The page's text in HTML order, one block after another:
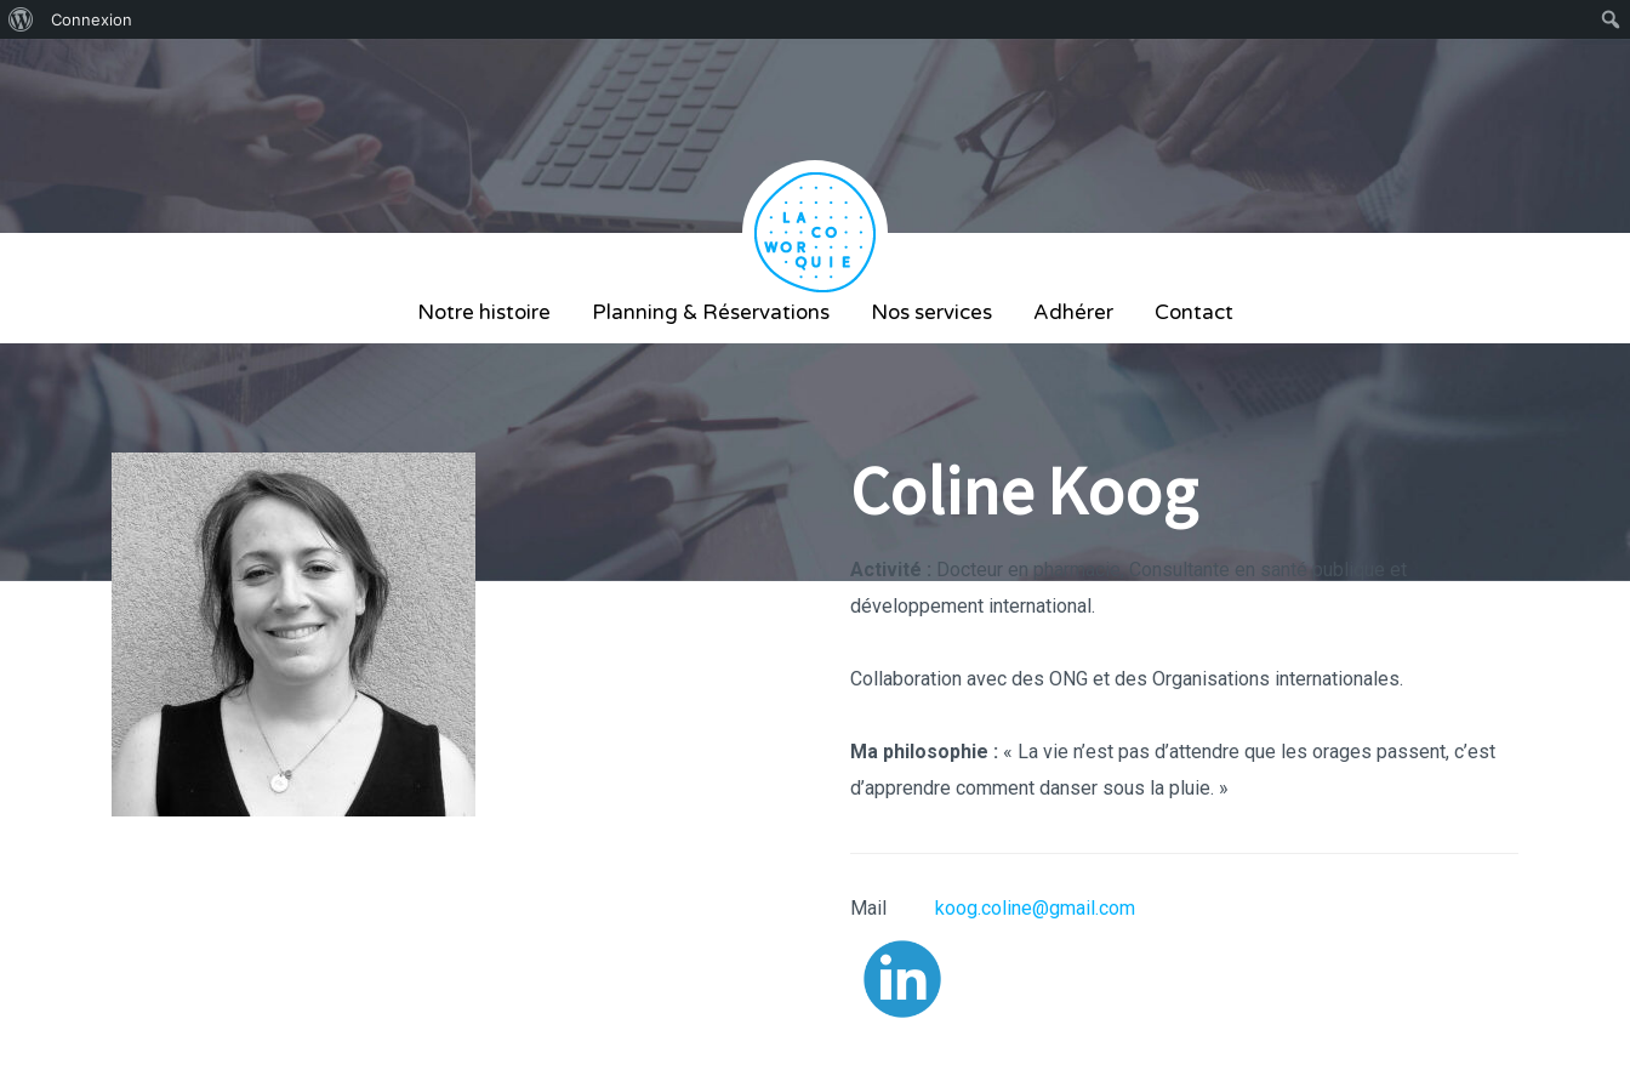
Notre histoire Planning & Réservations Nos services Adhérer Contact
Coline Koog
Activité : Docteur en pharmacie, Consultante en santé publique et
développement international.
Collaboration avec des ONG et des Organisations internationales.
Ma philosophie : « La vie n’est pas d’attendre que les orages passent, c’est
d’apprendre comment danser sous la pluie. »
Mail koog.coline@gmail.com
Connexion